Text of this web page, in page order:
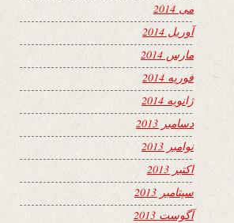
می 2014
آوریل 2014
مارس 2014
فوریه 2014
ژانویه 2014
دسامبر 2013
نوامبر 2013
اکتبر 2013
سپتامبر 2013
آگوست 2013